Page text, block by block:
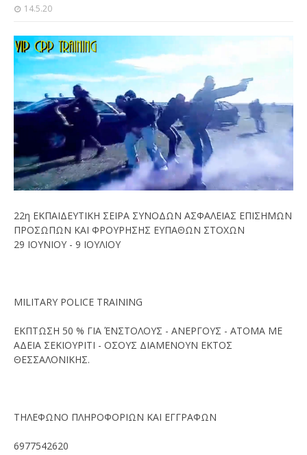
14.5.20
22η ΕΚΠΑΙΔΕΥΤΙΚΗ ΣΕΙΡΑ ΣΥΝΟΔΩΝ ΑΣΦΑΛΕΙΑΣ ΕΠΙΣΗΜΩΝ
ΠΡΟΣΩΠΩΝ ΚΑΙ ΦΡΟΥΡΗΣΗΣ ΕΥΠΑΘΩΝ ΣΤΟΧΩΝ
29 ΙΟΥΝΙΟΥ - 9 ΙΟΥΛΙΟΥ
MILITARY POLICE TRAINING
ΕΚΠΤΩΣΗ 50 % ΓΙΑ ΈΝΣΤΟΛΟΥΣ - ΑΝΕΡΓΟΥΣ - ΑΤΟΜΑ ΜΕ
ΑΔΕΙΑ ΣΕΚΙΟΥΡΙΤΙ - ΟΣΟΥΣ ΔΙΑΜΕΝΟΥΝ ΕΚΤΟΣ
ΘΕΣΣΑΛΟΝΙΚΗΣ.
ΤΗΛΕΦΩΝΟ ΠΛΗΡΟΦΟΡΙΩΝ ΚΑΙ ΕΓΓΡΑΦΩΝ
6977542620